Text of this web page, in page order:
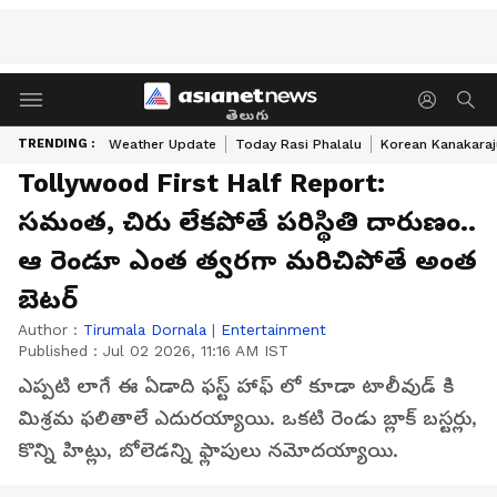
తెలుగు
TRENDING : Weather Update Today Rasi Phalalu Korean
Tollywood First Half Report:
సమంత, చిరు లేకపోతే పరిస్థితి దారుణం..
ఆ రెండూ ఎంత త్వరగా మరిచిపోతే అంత
బెటర్
Author : Tirumala Dornala | Entertainment
Published : Jul 02 2026, 11:16 AM IST
ఎప్పటి లాగే ఈ ఏడాది ఫస్ట్ హాఫ్ లో కూడా టాలీవుడ్ కి
మిశ్రమ ఫలితాలే ఎదురయ్యాయి. ఒకటి రెండు బ్లాక్ బస్టర్లు,
కొన్ని హిట్లు, బోలెడన్ని ఫ్లాపులు నమోదయ్యాయి.